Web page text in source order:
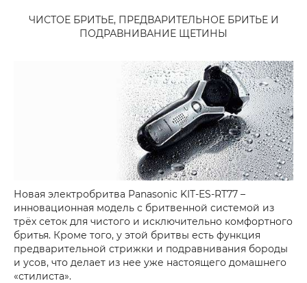
ЧИСТОЕ БРИТЬЕ, ПРЕДВАРИТЕЛЬНОЕ БРИТЬЕ И
ПОДРАВНИВАНИЕ ЩЕТИНЫ
Новая электробритва Panasonic KIT-ES-RT77 –
инновационная модель c бритвенной системой из
трёх сеток для чистого и исключительно комфортного
бритья. Кроме того, у этой бритвы есть функция
предварительной стрижки и подравнивания бороды
и усов, что делает из нее уже настоящего домашнего
«стилиста».